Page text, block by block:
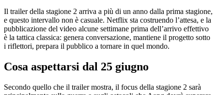
Il trailer della stagione 2 arriva a più di un anno dalla prima stagione,
e questo intervallo non è casuale. Netflix sta costruendo l’attesa, e la
pubblicazione del video alcune settimane prima dell’arrivo effettivo
è la tattica classica: genera conversazione, mantiene il progetto sotto
i riflettori, prepara il pubblico a tornare in quel mondo.
Cosa aspettarsi dal 25 giugno
Secondo quello che il trailer mostra, il focus della stagione 2 sarà